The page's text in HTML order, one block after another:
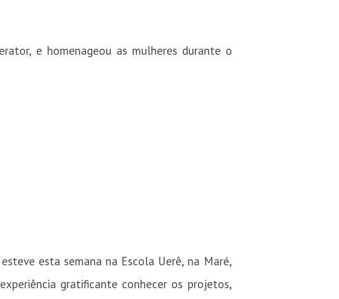
e homenageou as mulheres durante o
esta semana na Escola Uerê, na Maré,
gratificante conhecer os projetos,